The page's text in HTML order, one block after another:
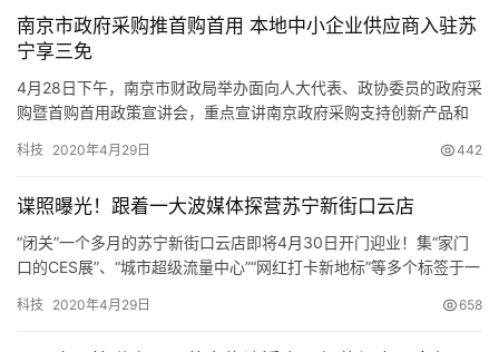
专
题
托苏宁家电规模与经营优势，苏宁多维推进全场景零售发
展，加快社区及农村市场开发。截至6月底，苏宁拥有自营
及加盟门店数量超12000家。除了推动高端家电在线下门店
体验区的建设，苏宁更加速扩大各品牌在零售云、超市店等
渠道下沉，全面布局带动苏宁家电市场份额提升，加快物流
售云实现销售额同比增长222%、销售量同比增长566%。
7月11日晚间，苏宁易购发布2019年上半年业绩预告，预计
上半年实现净利润21亿元至23亿元。其中，二季度业绩较
南京市政府采购推首购首用 本地中小企业供应商入驻苏
宁享三免
4月28日下午，南京市财政局举办面向人大代表、政协委员的政府采
购暨首购首用政策宣讲会，重点宣讲南京政府采购支持创新产品和
持续执行风险补偿、保险补…
科技 2020年4月29日 442
谍照曝光！跟着一大波媒体探营苏宁新街口云店
“闭关”一个多月的苏宁新街口云店即将4月30日开门迎业！集“家门
口的CES展”、“城市超级流量中心”“网红打卡新地标”等多个标签于一
一大波实景谍照高清大图…
科技 2020年4月29日 658